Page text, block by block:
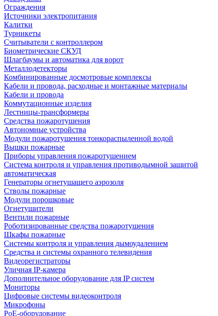
Ограждения
Источники электропитания
Калитки
Турникеты
Считыватели с контроллером
Биометрические СКУД
Шлагбаумы и автоматика для ворот
Металлодетекторы
Комбинированные досмотровые комплексы
Кабели и провода, расходные и монтажные материалы
Кабели и провода
Коммутационные изделия
Лестницы-трансформеры
Средства пожаротушения
Автономные устройства
Модули пожаротушения тонкораспыленной водой
Вышки пожарные
Приборы управления пожаротушением
Система контроля и управления противодымной защитой
автоматическая
Генераторы огнетушащего аэрозоля
Стволы пожарные
Модули порошковые
Огнетушители
Вентили пожарные
Роботизированные средства пожаротушения
Шкафы пожарные
Системы контроля и управления дымоудалением
Средства и системы охранного телевидения
Видеорегистраторы
Уличная IP-камера
Дополнительное оборудование для IP систем
Мониторы
Цифровые системы видеоконтроля
Микрофоны
PoE-оборудование